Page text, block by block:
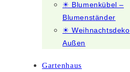
☀ Blumenkübel –
Blumenständer
☀ Weihnachtsdeko
Außen
Gartenhaus